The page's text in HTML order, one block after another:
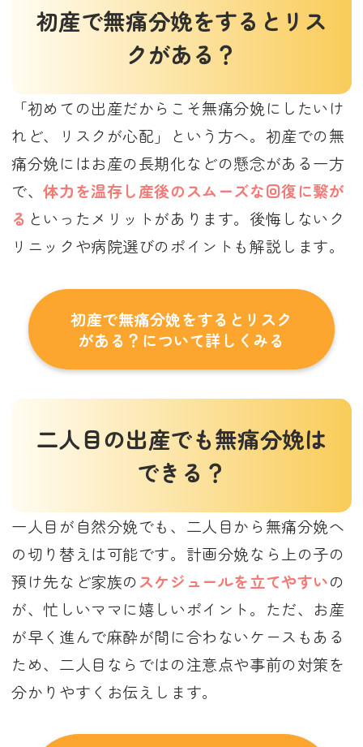
初産で無痛分娩をするとリス
クがある？
「初めての出産だからこそ無痛分娩にしたいけ
れど、リスクが心配」という方へ。初産での無
痛分娩にはお産の長期化などの懸念がある一方
で、体力を温存し産後のスムーズな回復に繋が
る といったメリットがあります。後悔しないク
リニックや病院選びのポイントも解説します。
初産で無痛分娩をするとリスク
がある？について詳しくみる
二人目の出産でも無痛分娩は
できる？
一人目が自然分娩でも、二人目から無痛分娩へ
の切り替えは可能です。計画分娩なら上の子の
預け先など家族のスケジュールを立てやすいの
が、忙しいママに嬉しいポイント。ただ、お産
が早く進んで麻酔が間に合わないケースもある
ため、二人目ならではの注意点や事前の対策を
分かりやすくお伝えします。